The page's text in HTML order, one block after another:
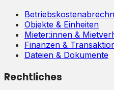
Objekte & Einheiten
Mieter:innen &
Finanzen &
Dateien & Dokumente
Rechtliches